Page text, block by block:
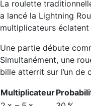
La roulette
a lancé la Lightning
multiplicateurs éclatent
Une partie débute
Simultanément, une
bille atterrit sur l’un de
Multiplicateur